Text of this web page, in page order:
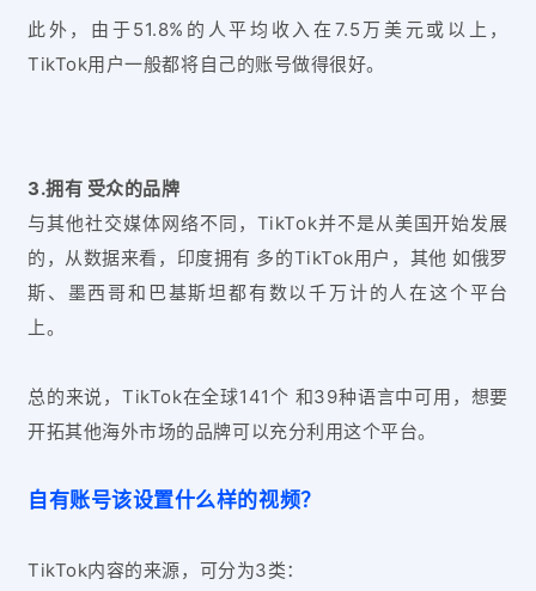
此外，由于51.8%的人平均收入在7.5万美元或以上，
TikTok用户一般都将自己的账号做得很好。
3.拥有 受众的品牌
与其他社交媒体网络不同，TikTok并不是从美国开始发展
的，从数据来看，印度拥有 多的TikTok用户，其他 如俄罗
斯、墨西哥和巴基斯坦都有数以千万计的人在这个平台
上。
总的来说，TikTok在全球141个 和39种语言中可用，想要
开拓其他海外市场的品牌可以充分利用这个平台。
自有账号该设置什么样的视频？
TikTok内容的来源，可分为3类：